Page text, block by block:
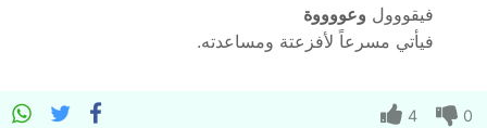
فيقووول وعووووة
فيأتي مسرعاً لأفزعتة ومساعدته.
0
4